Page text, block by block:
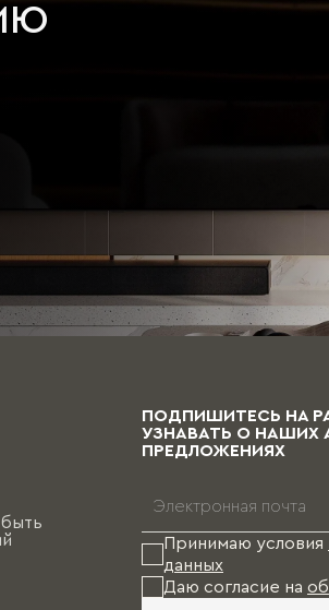
ПОДПИШИТЕСЬ НА
УЗНАВАТЬ О НАШИХ
ПРЕДЛОЖЕНИЯХ
Принимаю условия
данных
Даю согласие на